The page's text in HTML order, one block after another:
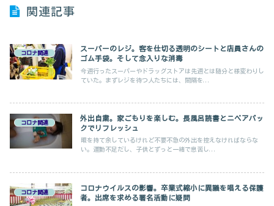
関連記事
コロナ関連
スーパーのレジ。客を仕切る透明のシートと店員さんの
ゴム手袋。そして念入りな消毒
今週行ったスーパーやドラッグストアは先週とは随分と様変わりし
ていた。まずレジを待つ人たちには、間隔を...
コロナ関連
外出自粛。家ごもりを楽しむ。長風呂読書とニベアパッ
クでリフレッシュ
暇を持て余しているけれど不要不急の外出を控えなければならな
い。運動不足だし、子供とずっと一緒で息苦し...
コロナ関連
コロナウイルスの影響。卒業式縮小に異議を唱える保護
者。出席を求める署名活動に疑問